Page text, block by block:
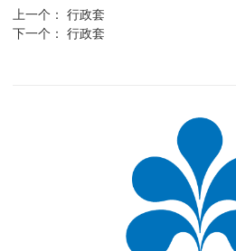
上一个：行政套
下一个：行政套